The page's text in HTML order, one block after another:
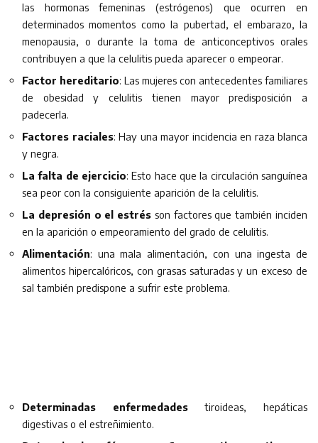
las hormonas femeninas (estrógenos) que ocurren en
determinados momentos como la pubertad, el embarazo, la
menopausia, o durante la toma de anticonceptivos orales
contribuyen a que la celulitis pueda aparecer o empeorar.
Factor hereditario: Las mujeres con antecedentes familiares
de obesidad y celulitis tienen mayor predisposición a
padecerla.
Factores raciales: Hay una mayor incidencia en raza blanca
y negra.
La falta de ejercicio: Esto hace que la circulación sanguínea
sea peor con la consiguiente aparición de la celulitis.
La depresión o el estrés son factores que también inciden
en la aparición o empeoramiento del grado de celulitis.
Alimentación: una mala alimentación, con una ingesta de
alimentos hipercalóricos, con grasas saturadas y un exceso de
sal también predispone a sufrir este problema.
Determinadas enfermedadestiroideas, hepáticas
digestivas o el estreñimiento.